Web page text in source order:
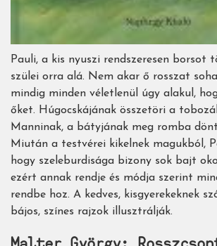
Pauli, a kis nyuszi rendszeresen borsot
szülei orra alá. Nem akar ő rosszat
mindig minden véletlenül úgy alakul,
őket. Húgocskájának összetöri a
Manninak, a bátyjának meg romba
Miután a testvérei kikelnek magukból,
hogy szeleburdisága bizony sok bajt
ezért annak rendje és módja szerint
rendbe hoz. A kedves, kisgyerekeknek
bájos, színes rajzok illusztrálják.